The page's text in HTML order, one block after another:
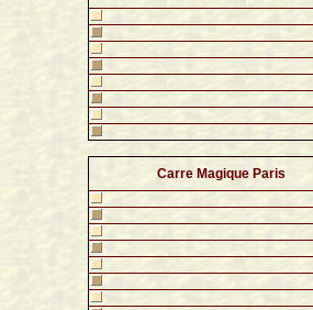
Carre Magique Paris